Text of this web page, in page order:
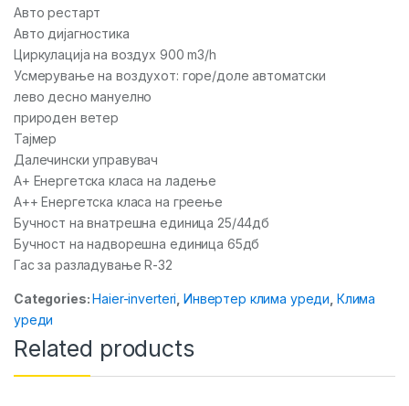
Авто рестарт
Авто дијагностика
Циркулација на воздух 900 m3/h
Усмерување на воздухот: горе/доле автоматски
лево десно мануелно
природен ветер
Тајмер
Далечински управувач
A+ Енергетска класа на ладење
A++ Енергетска класа на греење
Бучност на внатрешна единица 25/44дб
Бучност на надворешна единица 65дб
Гас за разладување R-32
Categories:Haier-inverteri Инвертер клима уреди Клима
уреди
Related products